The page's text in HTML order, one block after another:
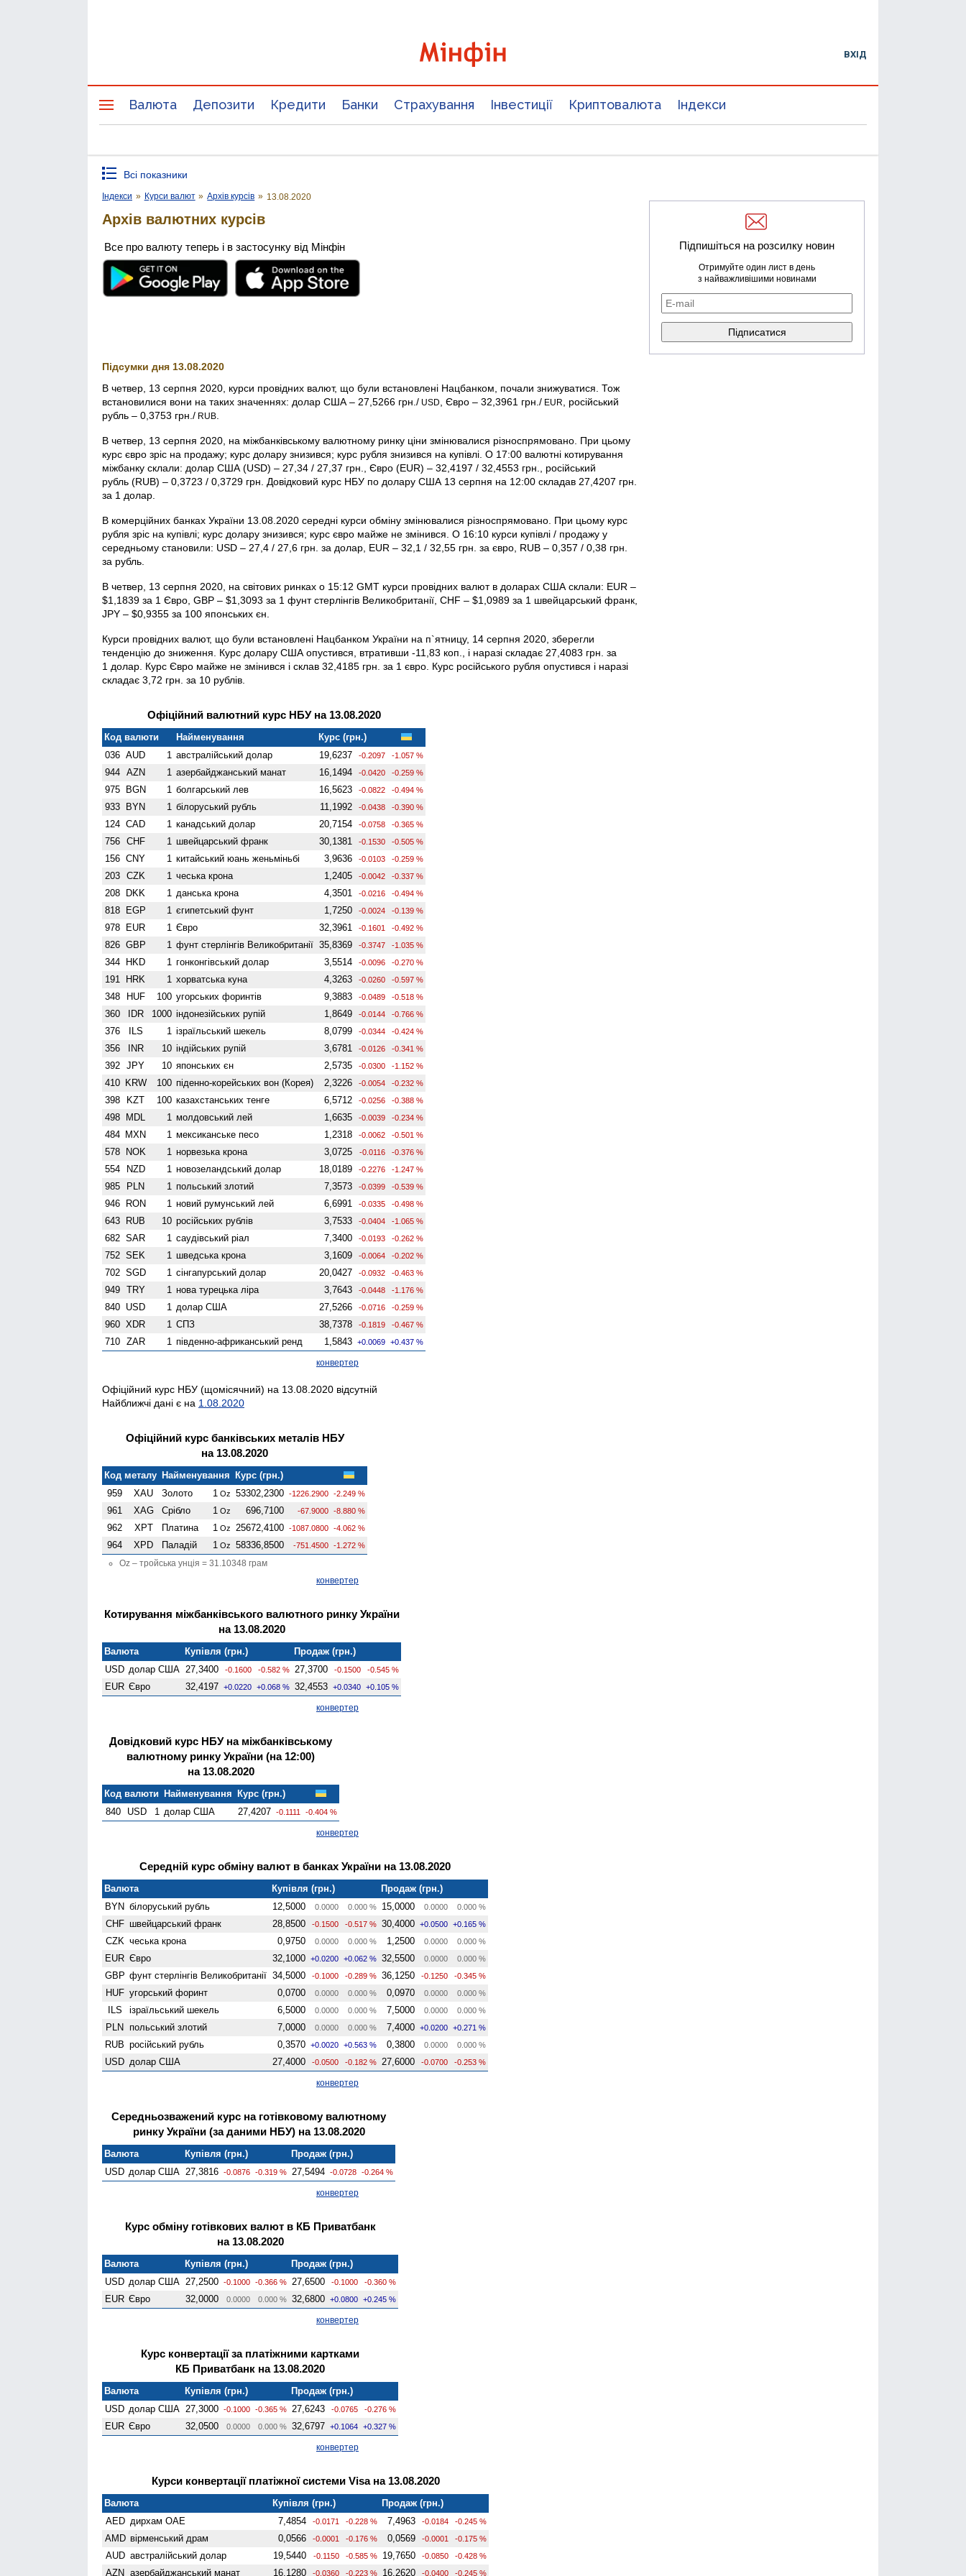
ВХІД
Валюта Депозити Кредити Банки Страхування Інвестиції Криптовалюта Індекси
Всі показники
Індекси » Курси валют » Архів курсів » 13.08.2020
Архів валютних курсів
Все про валюту теперь і в застосунку від Мінфін
Підсумки дня 13.08.2020
В четвер, 13 серпня 2020, курси провідних валют, що були встановлені Нацбанком, почали знижуватися. Тож
встановилися вони на таких значеннях: долар США – 27,5266 грн./ USD , Євро – 32,3961 грн./ EUR
, російський
рубль – 0,3753 грн./ RUB
В четвер, 13 серпня 2020, на міжбанківському валютному ринку ціни змінювалися різноспрямовано. При цьому
курс євро зріс на продажу; курс долару знизився; курс рубля знизився на купівлі. О 17:00 валютні котирування
міжбанку склали: долар США (USD) – 27,34 / 27,37 грн., Євро (EUR) – 32,4197 / 32,4553 грн., російський
рубль (RUB) – 0,3723 / 0,3729 грн. Довідковий курс НБУ по долару США 13 серпня на 12:00 складав 27,4207 грн.
за 1 долар.
В комерційних банках України 13.08.2020 середні курси обміну змінювалися різноспрямовано. При цьому курс
рубля зріс на купівлі; курс долару знизився; курс євро майже не змінився. О 16:10 курси купівлі / продажу у
середньому становили: USD – 27,4 / 27,6 грн. за долар, EUR – 32,1 / 32,55 грн. за євро, RUB – 0,357 / 0,38 грн.
за рубль.
В четвер, 13 серпня 2020, на світових ринках о 15:12 GMT курси провідних валют в доларах США склали: EUR –
$1,1839 за 1 Євро, GBP – $1,3093 за 1 фунт стерлінгів Велико­британії, CHF – $1,0989 за 1 швейцарський франк,
JPY – $0,9355 за 100 японських єн.
Курси провідних валют, що були встановлені Нацбанком України на п`ятницу, 14 серпня 2020, зберегли
тенденцію до зниження. Курс долару США опустився, втративши -11,83 коп., і наразі складає 27,4083 грн. за
1 долар. Курс Євро майже не змінився і склав 32,4185 грн. за 1 євро. Курс російського рубля опустився і наразі
складає 3,72 грн. за 10 рублів.
Офіційний валютний курс НБУ на 13.08.2020
Код валюти Найменування
Курс (грн.)
036 AUD 1 австралійський долар 19,6237 -0.2097 -1.057 %
944 AZN 1 азербайджанський манат 16,1494 -0.0420 -0.259 %
975 BGN 1 болгарський лев 16,5623 -0.0822 -0.494 %
933 BYN 1 білоруський рубль 11,1992 -0.0438 -0.390 %
124 CAD 1 канадський долар 20,7154 -0.0758 -0.365 %
756 CHF 1 швейцарський франк 30,1381 -0.1530 -0.505 %
156 CNY 1 китайський юань женьмiньбi 3,9636 -0.0103 -0.259 %
203 CZK 1 чеська крона 1,2405 -0.0042 -0.337 %
208 DKK 1 данська крона 4,3501 -0.0216 -0.494 %
818 EGP 1 єгипетський фунт 1,7250 -0.0024 -0.139 %
978 EUR 1 Євро 32,3961 -0.1601 -0.492 %
826 GBP 1 фунт стерлінгів Велико­британії 35,8369 -0.3747 -1.035 %
344 HKD 1 гонконгівський долар 3,5514 -0.0096 -0.270 %
191 HRK 1 хорватська куна 4,3263 -0.0260 -0.597 %
348 HUF 100 угорських форинтів 9,3883 -0.0489 -0.518 %
360 IDR 1000 індонезійських рупій 1,8649 -0.0144 -0.766 %
376 ILS 1 ізраїльський шекель 8,0799 -0.0344 -0.424 %
356 INR 10 індійських рупій 3,6781 -0.0126 -0.341 %
392 JPY 10 японських єн 2,5735 -0.0300 -1.152 %
410 KRW 100 піденно-корейських вон (Корея) 2,3226 -0.0054 -0.232 %
398 KZT 100 казахстанських тенге 6,5712 -0.0256 -0.388 %
498 MDL 1 молдовський лей 1,6635 -0.0039 -0.234 %
484 MXN 1 мексиканське песо 1,2318 -0.0062 -0.501 %
578 NOK 1 норвезька крона 3,0725 -0.0116 -0.376 %
554 NZD 1 ново­зеландський долар 18,0189 -0.2276 -1.247 %
985 PLN 1 польський злотий 7,3573 -0.0399 -0.539 %
946 RON 1 новий румунський лей 6,6991 -0.0335 -0.498 %
643 RUB 10 російських рублів 3,7533 -0.0404 -1.065 %
682 SAR 1 саудівський ріал 7,3400 -0.0193 -0.262 %
752 SEK 1 шведська крона 3,1609 -0.0064 -0.202 %
702 SGD 1 сінгапурський долар 20,0427 -0.0932 -0.463 %
949 TRY 1 нова турецька ліра 3,7643 -0.0448 -1.176 %
840 USD 1 долар США 27,5266 -0.0716 -0.259 %
960 XDR 1 СПЗ 38,7378 -0.1819 -0.467 %
710 ZAR 1 південно-африканський ренд 1,5843 +0.0069 +0.437 %
конвертер
Офіційний курс НБУ (щомісячний) на 13.08.2020 відсутній
Найближчі дані є на 1.08.2020
Офіційний курс банківських металів НБУ
на 13.08.2020
Код металу Найменування Курс (грн.)
959
XAU Золото 1 Oz 53302,2300 -1226.2900 -2.249 %
961 XAG Срібло 1 Oz 696,7100 -67.9000 -8.880 %
962 XPT Платина 1 Oz 25672,4100 -1087.0800 -4.062 %
964 XPD Паладій 1 Oz 58336,8500 -751.4500 -1.272 %
Oz – тройська унція = 31.10348 грам
конвертер
Котирування міжбанківського валютного ринку України
на 13.08.2020
Валюта Купівля (грн.)
Продаж (грн.)
USD долар США 27,3400 -0.1600 -0.582 % 27,3700 -0.1500 -0.545 %
EUR Євро 32,4197 +0.0220 +0.068 % 32,4553 +0.0340 +0.105 %
конвертер
Довідковий курс НБУ на міжбанківському
валютному ринку України (на 12:00)
на 13.08.2020
Код валюти Найменування Курс (грн.)
840
USD 1 долар США 27,4207 -0.1111 -0.404 %
конвертер
Середній курс обміну валют в банках України на 13.08.2020
Валюта Купівля (грн.)
Продаж (грн.)
BYN білоруський рубль 12,5000 0.0000 0.000 % 15,0000 0.0000 0.000 %
CHF швейцарський франк 28,8500 -0.1500 -0.517 % 30,4000 +0.0500 +0.165 %
CZK чеська крона 0,9750 0.0000 0.000 % 1,2500 0.0000 0.000 %
EUR Євро 32,1000 +0.0200 +0.062 % 32,5500 0.0000 0.000 %
GBP фунт стерлінгів Велико­британії 34,5000 -0.1000 -0.289 % 36,1250 -0.1250 -0.345 %
HUF угорський форинт 0,0700 0.0000 0.000 % 0,0970 0.0000 0.000 %
ILS ізраїльський шекель 6,5000 0.0000 0.000 % 7,5000 0.0000 0.000 %
PLN польський злотий 7,0000 0.0000 0.000 % 7,4000 +0.0200 +0.271 %
RUB російський рубль 0,3570 +0.0020 +0.563 % 0,3800 0.0000 0.000 %
USD долар США 27,4000 -0.0500 -0.182 % 27,6000 -0.0700 -0.253 %
конвертер
Середньозважений курс на готівковому валютному
ринку України (за даними НБУ) на 13.08.2020
Валюта Купівля (грн.)
Продаж (грн.)
USD долар США 27,3816 -0.0876 -0.319 % 27,5494 -0.0728 -0.264 %
конвертер
Курс обміну готівкових валют в КБ Приватбанк
на 13.08.2020
Валюта Купівля (грн.)
Продаж (грн.)
USD долар США 27,2500 -0.1000 -0.366 % 27,6500 -0.1000 -0.360 %
EUR Євро 32,0000 0.0000 0.000 % 32,6800 +0.0800 +0.245 %
конвертер
Курс конвертації за платіжними картками
КБ Приватбанк на 13.08.2020
Валюта Купівля (грн.)
Продаж (грн.)
USD долар США 27,3000 -0.1000 -0.365 % 27,6243 -0.0765 -0.276 %
EUR Євро 32,0500 0.0000 0.000 % 32,6797 +0.1064 +0.327 %
конвертер
Курси конвертації платіжної системи Visa на 13.08.2020
Валюта Купівля (грн.)
Продаж (грн.)
AED дирхам ОАЕ 7,4854 -0.0171 -0.228 % 7,4963 -0.0184 -0.245 %
AMD вiрменський драм 0,0566 -0.0001 -0.176 % 0,0569 -0.0001 -0.175 %
AUD австралійський долар 19,5440 -0.1150 -0.585 % 19,7650 -0.0850 -0.428 %
AZN азербайджанський манат 16,1280 -0.0360 -0.223 % 16,2620 -0.0400 -0.245 %
Підпишіться на розсилку новин
Отримуйте один лист в день
з найважливішими новинами